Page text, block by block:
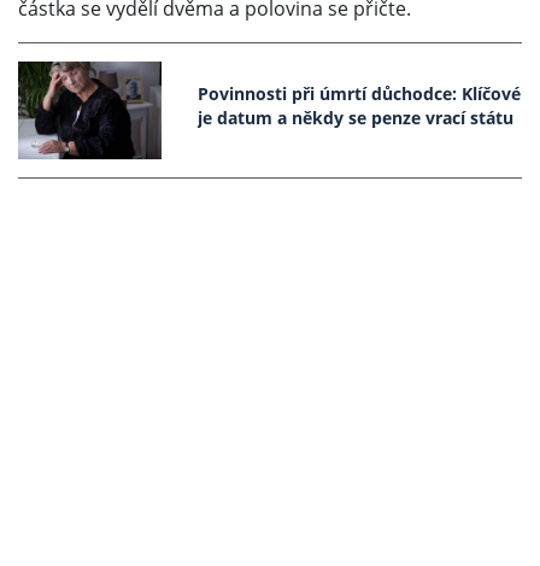
částka se vydělí dvěma a polovina se přičte.
Povinnosti při úmrtí důchodce: Klíčové
je datum a někdy se penze vrací státu